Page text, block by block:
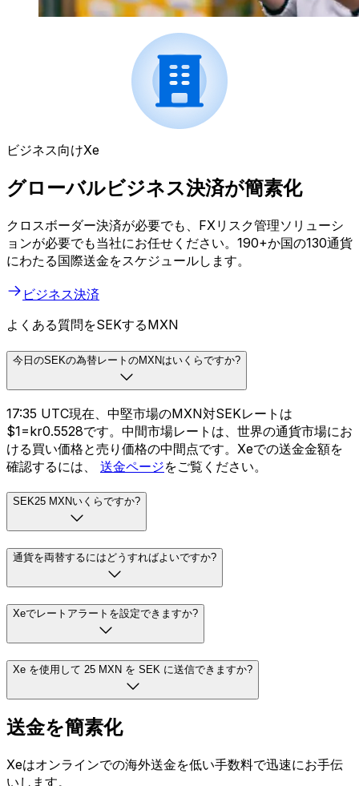
ビジネス向けXe
グローバルビジネス決済が簡素化
クロスボーダー決済が必要でも、FXリスク管理ソリューシ
ョンが必要でも当社にお任せください。190+か国の130通貨
にわたる国際送金をスケジュールします。
ビジネス決済
よくある質問をSEKするMXN
今日のSEKの為替レートのMXNはいくらですか?
17:35 UTC現在、中堅市場のMXN対SEKレートは
$1=kr0.5528です。中間市場レートは、世界の通貨市場にお
ける買い価格と売り価格の中間点です。Xeでの送金金額を
確認するには、 送金ページをご覧ください。
SEK25 MXNいくらですか?
通貨を両替するにはどうすればよいですか?
Xeでレートアラートを設定できますか?
Xe を使用して 25 MXN を SEK に送信できますか?
送金を簡素化
Xeはオンラインでの海外送金を低い手数料で迅速にお手伝
いします。